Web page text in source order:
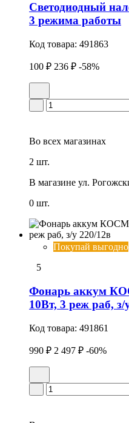
Светодиодный
3 режима работы
Код товара: 491863
100 ₽ 236 ₽ -58%
Во всех магазинах
2 шт.
В магазине ул.
0 шт.
Покупай выгодно
5
Фонарь аккум
10Вт, 3 реж раб, з/
Код товара: 491861
990 ₽ 2 497 ₽ -60%